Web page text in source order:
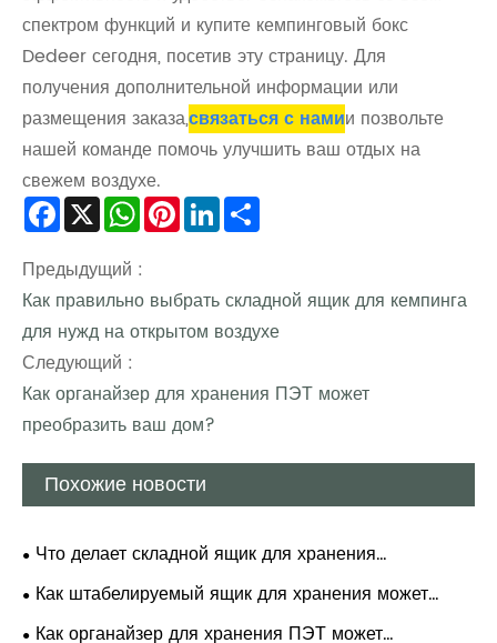
спектром функций и купите кемпинговый бокс
Dedeer сегодня, посетив эту страницу. Для
получения дополнительной информации или
размещения заказа,связаться с намии позвольте
нашей команде помочь улучшить ваш отдых на
свежем воздухе.
Facebook
X WhatsApp
PinterestLinkedIn
Предыдущий :
Как правильно выбрать складной ящик для кемпинга
для нужд на открытом воздухе
Следующий :
Как органайзер для хранения ПЭТ может
преобразить ваш дом?
Похожие новости
Что делает складной ящик для хранения
надежным? Полное научное руководство по
материалам, структуре и правильному
Как штабелируемый ящик для хранения может
произвести революцию в вашей организации?
Как органайзер для хранения ПЭТ может